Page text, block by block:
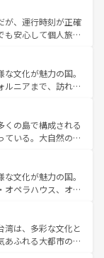
なる文化を体験で
情報はコンテンツ一覧
新着の
てほしい。
雅なアフタヌーン
国パブ、サッカー観
豊富。イギリスを旅
が、運行時刻が正確
も安心して個人旅行
ではのユニークな
町歩きも満喫する
物価も高いが、旅行
。 なお、新
照してほしい。
文化が魅力の国。
ルニアまで、訪れる
グ、エンターテイ
だ。一方、アメリカ
ャニオンやイエロー
が融合した独特の
で異なる魅力を楽
を感じることができ
い。
くの島で構成される
ている。大自然の神
地といえばオアフ
島やカウアイ島が
海をはじめ、豊かな
てくれるハワイの
イアンミュージッ
がハワイの魅力を彩
文化が魅力の国。
オペラハウス、オー
ル（エアーズロッ
アンズの熱帯雨林な
ェやワイン、オージ
湾は、多彩な文化と
あふれる大都市の台